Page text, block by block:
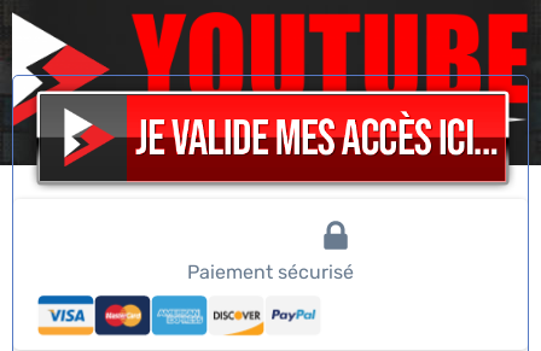
10 000 inscrits dans votre liste d'ici 1 an...
Paiement sécurisé